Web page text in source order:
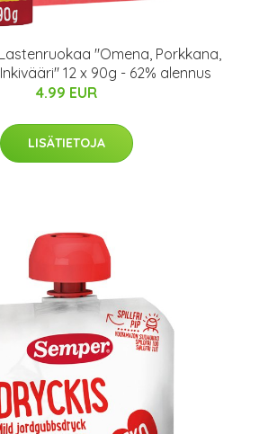
"Omena, Porkkana,
12 x 90g - 62% alennus
4.99 EUR
LISÄTIETOJA